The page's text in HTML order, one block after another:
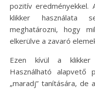
pozitív eredményekkel.
klikker használata
meghatározni, hogy
elkerülve a zavaró
Ezen kívül a klikker
Használható alapvető
„maradj” tanítására,